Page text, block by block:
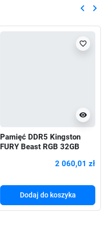
keyboard_arrow_left keyboard_arrow_right
visibility
favorite_border
Pamięć DDR5 Kingston
FURY Beast RGB 32GB
2 060,01 zł
Dodaj do koszyka